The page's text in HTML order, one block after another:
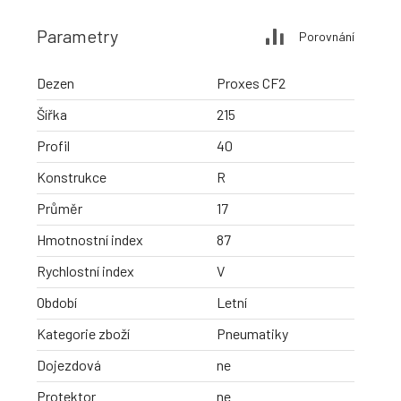
Parametry Porovnání
Dezen
Proxes CF2
Šířka
215
Profil
40
Konstrukce
R
Průměr
17
Hmotnostní index
87
Rychlostní index
V
Období
Letní
Kategorie zboží
Pneumatiky
Dojezdová
ne
Protektor
ne